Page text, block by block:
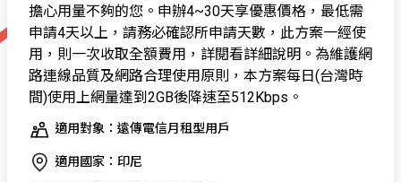
擔心用量不夠的您。申辦4~30天享優惠價格，最低需
申請4天以上，請務必確認所申請天數，此方案一經使
用，則一次收取全額費用，詳閱看詳細說明。為維護網
路連線品質及網路合理使用原則，本方案每日(台灣時
間)使用上網量達到2GB後降速至512Kbps。
適用對象：遠傳電信月租型用戶
適用國家：印尼